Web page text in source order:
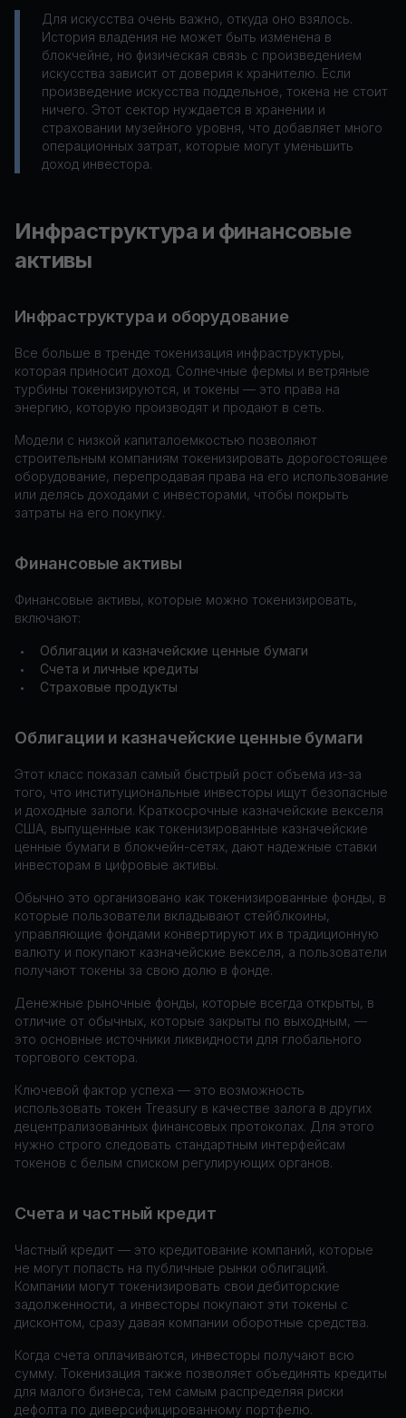
Для искусства очень важно, откуда оно взялось.
История владения не может быть изменена в
блокчейне, но физическая связь с произведением
искусства зависит от доверия к хранителю. Если
произведение искусства поддельное, токена не стоит
ничего. Этот сектор нуждается в хранении и
страховании музейного уровня, что добавляет много
операционных затрат, которые могут уменьшить
доход инвестора.
Инфраструктура и финансовые
активы
Инфраструктура и оборудование
Все больше в тренде токенизация инфраструктуры,
которая приносит доход. Солнечные фермы и ветряные
турбины токенизируются, и токены — это права на
энергию, которую производят и продают в сеть.
Модели с низкой капиталоемкостью позволяют
строительным компаниям токенизировать дорогостоящее
оборудование, перепродавая права на его использование
или делясь доходами с инвесторами, чтобы покрыть
затраты на его покупку.
Финансовые активы
Финансовые активы, которые можно токенизировать,
включают:
• Облигации и казначейские ценные бумаги
• Счета и личные кредиты
• Страховые продукты
Облигации и казначейские ценные бумаги
Этот класс показал самый быстрый рост объема из-за
того, что институциональные инвесторы ищут безопасные
и доходные залоги. Краткосрочные казначейские векселя
США, выпущенные как токенизированные казначейские
ценные бумаги в блокчейн-сетях, дают надежные ставки
инвесторам в цифровые активы.
Обычно это организовано как токенизированные фонды, в
которые пользователи вкладывают стейблкоины,
управляющие фондами конвертируют их в традиционную
валюту и покупают казначейские векселя, а пользователи
получают токены за свою долю в фонде.
Денежные рыночные фонды, которые всегда открыты, в
отличие от обычных, которые закрыты по выходным, —
это основные источники ликвидности для глобального
торгового сектора.
Ключевой фактор успеха — это возможность
использовать токен Treasury в качестве залога в других
децентрализованных финансовых протоколах. Для этого
нужно строго следовать стандартным интерфейсам
токенов с белым списком регулирующих органов.
Счета и частный кредит
Частный кредит — это кредитование компаний, которые
не могут попасть на публичные рынки облигаций.
Компании могут токенизировать свои дебиторские
задолженности, а инвесторы покупают эти токены с
дисконтом, сразу давая компании оборотные средства.
Когда счета оплачиваются, инвесторы получают всю
сумму. Токенизация также позволяет объединять кредиты
для малого бизнеса, тем самым распределяя риски
дефолта по диверсифицированному портфелю.